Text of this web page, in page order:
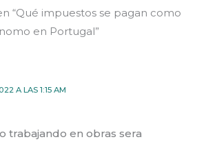
“Qué impuestos se pagan como
en Portugal”
A LAS 1:15 AM
trabajando en obras sera